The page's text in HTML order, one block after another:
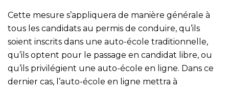
Cette mesure s’appliquera de manière générale à
tous les candidats au permis de conduire, qu’ils
soient inscrits dans une auto-école traditionnelle,
qu’ils optent pour le passage en candidat libre, ou
qu’ils privilégient une auto-école en ligne. Dans ce
dernier cas, l’auto-école en ligne mettra à